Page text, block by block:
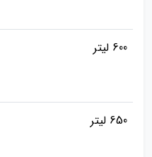
600 لیتر
650 لیتر